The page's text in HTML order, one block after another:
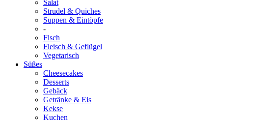
Salat
Strudel & Quiches
Suppen & Eintöpfe
-
Fisch
Fleisch & Geflügel
Vegetarisch
Süßes
Cheesecakes
Desserts
Gebäck
Getränke & Eis
Kekse
Kuchen